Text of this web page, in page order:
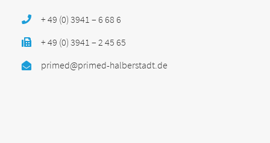
+ 49 (0) 3941 – 6 68 6
+ 49 (0) 3941 – 2 45 65
primed@primed-halberstadt.de